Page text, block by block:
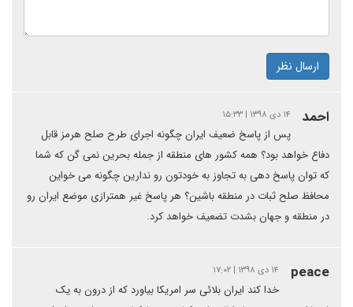
ارسال نظر
احمد ۱۴ دی ۱۳۹۸ | ۱۵:۳۳
پس از پاسخ ضعیف ایران چگونه اجرای طرح صلح هرمز قابل
دفاع خواهد بود؟ همه کشور های منطقه از جمله بحرین نمی گن که شما
که توان پاسخ دهی به تجاوز به خودتون رو ندارین چگونه می خواین
محافظ صلح ثبات در منطقه باشین؟ هر پاسخ غیر همترازی موضع ایران رو
در منطقه و جهان بشدت تضعیف خواهد کرد.
peace ۱۴ دی ۱۳۹۸ | ۱۷:۰۲
خدا کند ایران بلائی سر امریکا بیاورد که از درون به یک